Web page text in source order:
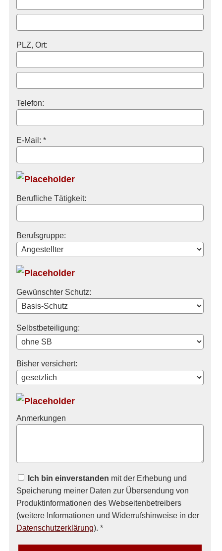
PLZ, Ort:
Telefon:
E-Mail: *
Berufliche Tätigkeit:
Berufsgruppe:
Gewünschter Schutz:
Selbstbeteiligung:
Bisher versichert:
Anmerkungen
Ich bin einverstanden mit der Erhebung und
Speicherung meiner Daten zur Übersendung von
Produktinformationen des Webseitenbetreibers
(weitere Informationen und Widerrufshinweise in der
Datenschutzerklärung). *